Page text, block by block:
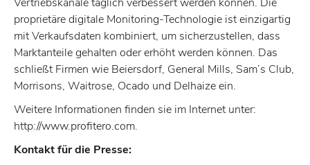
proprietäre digitale Monitoring-Technologie ist einzigartig
mit Verkaufsdaten kombiniert, um sicherzustellen, dass
Marktanteile gehalten oder erhöht werden können. Das
schließt Firmen wie Beiersdorf, General Mills, Sam’s Club,
Morrisons, Waitrose, Ocado und Delhaize ein.
Weitere Informationen finden sie im Internet unter:
http://www.profitero.com.
Kontakt für die Presse: